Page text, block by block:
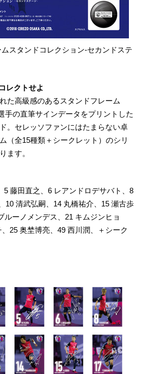
ムスタンドコレクション-セカンドステ
レクトせよ
た高級感のあるスタンドフレーム
手の直筆サインデータをプリントした
。セレッソファンにはたまらない卓
（全15種類＋シークレット）のシリ
ます。
5 藤田直之、6 レアンドロデサバト、8
10 清武弘嗣、14 丸橋祐介、15 瀬古歩
ルーノメンデス、21 キムジンヒョ
25 奥埜博亮、49 西川潤、＋シーク